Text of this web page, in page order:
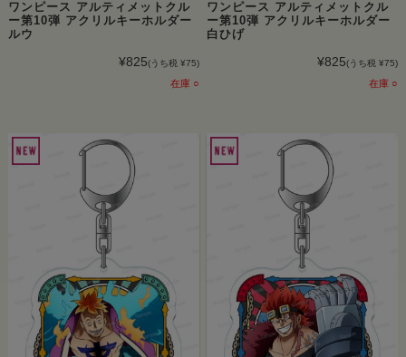
ワンピース アルティメットクル
ー第10弾 アクリルキーホルダー
ルウ
¥825(うち税 ¥75)
在庫 ○
ワンピース アルティメットクル
ー第10弾 アクリルキーホルダー
白ひげ
¥825(うち税 ¥75)
在庫 ○